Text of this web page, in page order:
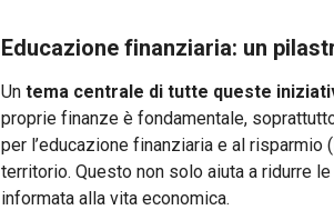
Educazione finanziaria: un
Un tema centrale di tutte queste
proprie finanze è fondamentale,
per l’educazione finanziaria e al
territorio. Questo non solo aiuta a ridurre
informata alla vita economica.